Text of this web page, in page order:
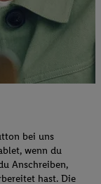
bei uns
wenn du
Anschreiben,
hast. Die